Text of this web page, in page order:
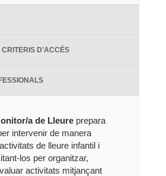
CRITERIS D'ACCÉS
a de Lleureprepara
intervenir de manera
de lleure infantil i
los per organitzar,
activitats mitjançant